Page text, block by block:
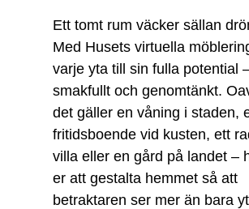
Ett tomt rum väcker sällan
Med Husets virtuella
varje yta till sin fulla potential
smakfullt och genomtänkt.
det gäller en våning i staden,
fritidsboende vid kusten, ett
villa eller en gård på landet –
er att gestalta hemmet så att
betraktaren ser mer än bara